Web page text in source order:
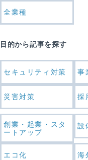
全業種
目的から記事を探す
セキュリティ対策 事
災害対策 採
創業・起業・スタ
ートアップ
設
エコ化 海